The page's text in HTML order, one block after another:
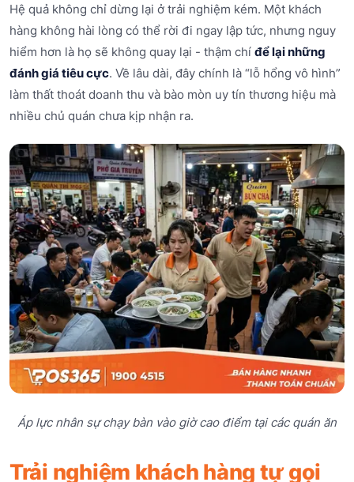
Hệ quả không chỉ dừng lại ở trải nghiệm kém. Một khách
hàng không hài lòng có thể rời đi ngay lập tức, nhưng nguy
hiểm hơn là họ sẽ không quay lại - thậm chí để lại những
đánh giá tiêu cực. Về lâu dài, đây chính là “lỗ hổng vô hình”
làm thất thoát doanh thu và bào mòn uy tín thương hiệu mà
nhiều chủ quán chưa kịp nhận ra.
Áp lực nhân sự chạy bàn vào giờ cao điểm tại các quán ăn
Trải nghiệm khách hàng tự gọi